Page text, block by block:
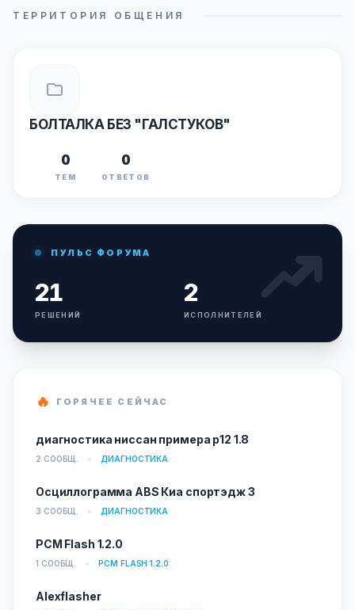
ТЕРРИТОРИЯ ОБЩЕНИЯ
БОЛТАЛКА БЕЗ "ГАЛСТУКОВ"
0
ТЕМ
0
ОТВЕТОВ
ПУЛЬС ФОРУМА
21
РЕШЕНИЙ
2
ИСПОЛНИТЕЛЕЙ
🔥 ГОРЯЧЕЕ СЕЙЧАС
диагностика ниссан примера р12 1.8
2 СООБЩ. ДИАГНОСТИКА
Осциллограмма ABS Киа спортэдж 3
3 СООБЩ. ДИАГНОСТИКА
PCM Flash 1.2.0
1 СООБЩ. PCM FLASH 1.2.0
Alexflasher